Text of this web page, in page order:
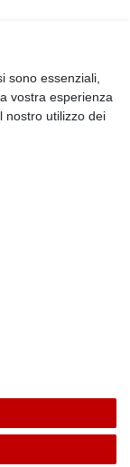
Alle Angebote sind
Irrtümer,
sono essenziali,
vostra esperienza
nostro utilizzo dei